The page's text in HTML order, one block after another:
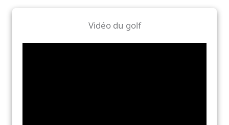
Vidéo du golf